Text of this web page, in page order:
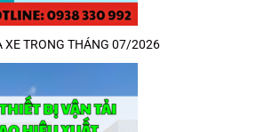
XE TRONG THÁNG 07/2026